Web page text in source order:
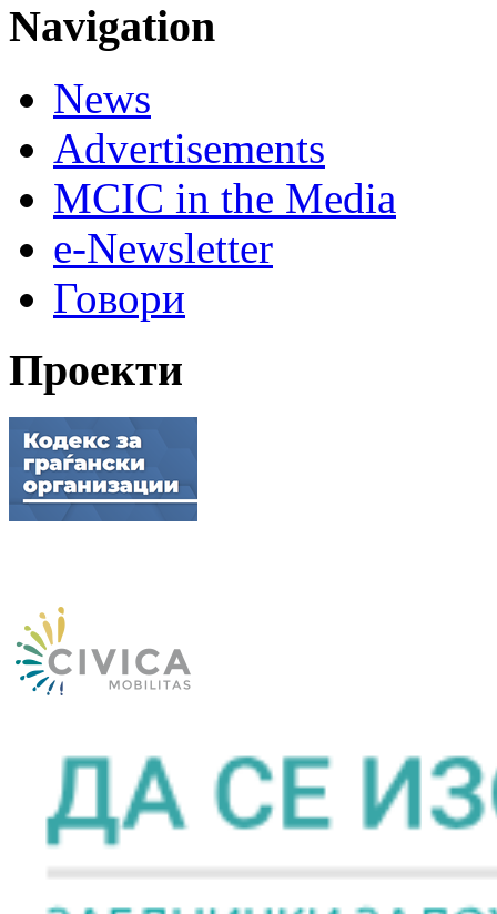
Navigation
News
Advertisements
MCIC in the Media
e-Newsletter
Говори
Проекти